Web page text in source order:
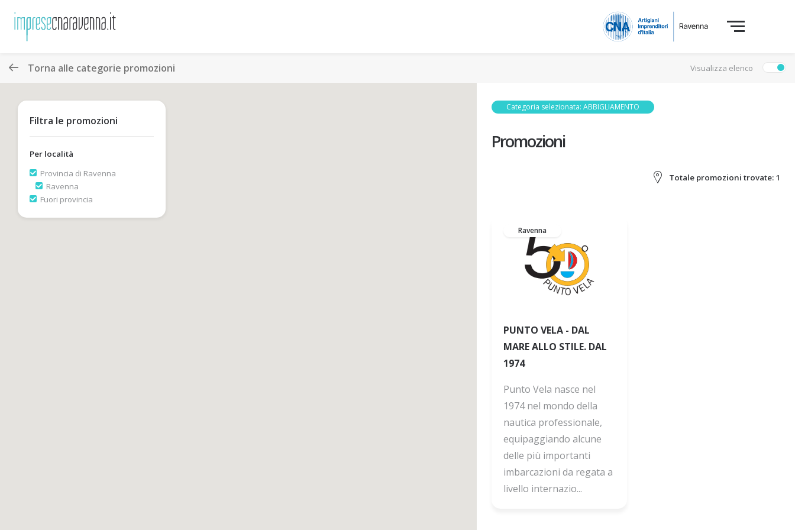
Torna alle categorie promozioni Visualizza elenco
Filtra le promozioni
Per località
Provincia di Ravenna
Ravenna
Fuori provincia
Categoria selezionata: ABBIGLIAMENTO
Promozioni
Totale promozioni trovate: 1
Ravenna
PUNTO VELA - DAL
MARE ALLO STILE. DAL
1974
Punto Vela nasce nel
1974 nel mondo della
nautica professionale,
equipaggiando alcune
delle più importanti
imbarcazioni da regata a
livello internazio...